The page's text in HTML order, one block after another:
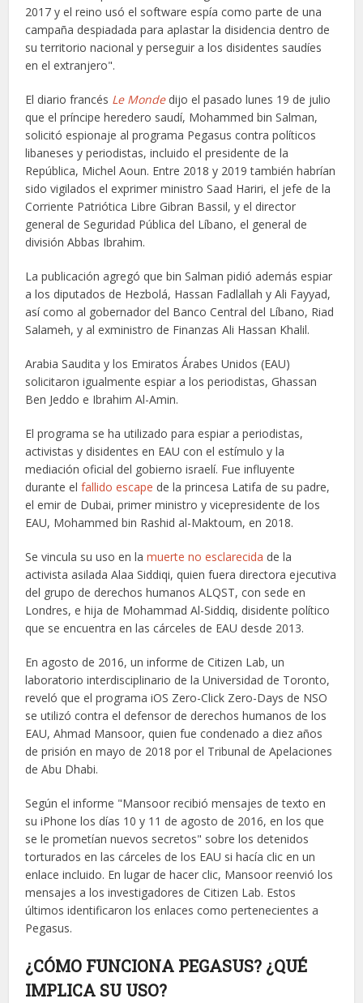
2017 y el reino usó el software espía como parte de una
campaña despiadada para aplastar la disidencia dentro de
su territorio nacional y perseguir a los disidentes saudíes
en el extranjero".
El diario francés Le Mondedijo el pasado lunes 19 de julio
que el príncipe heredero saudí, Mohammed bin Salman,
solicitó espionaje al programa Pegasus contra políticos
libaneses y periodistas, incluido el presidente de la
República, Michel Aoun. Entre 2018 y 2019 también habrían
sido vigilados el exprimer ministro Saad Hariri, el jefe de la
Corriente Patriótica Libre Gibran Bassil, y el director
general de Seguridad Pública del Líbano, el general de
división Abbas Ibrahim.
La publicación agregó que bin Salman pidió además espiar
a los diputados de Hezbolá, Hassan Fadlallah y Ali Fayyad,
así como al gobernador del Banco Central del Líbano, Riad
Salameh, y al exministro de Finanzas Ali Hassan Khalil.
Arabia Saudita y los Emiratos Árabes Unidos (EAU)
solicitaron igualmente espiar a los periodistas, Ghassan
Ben Jeddo e Ibrahim Al-Amin.
El programa se ha utilizado para espiar a periodistas,
activistas y disidentes en EAU con el estímulo y la
mediación oficial del gobierno israelí. Fue influyente
durante elfallido escape de la princesa Latifa de su padre,
el emir de Dubai, primer ministro y vicepresidente de los
EAU, Mohammed bin Rashid al-Maktoum, en 2018.
Se vincula su uso en lamuerte no esclarecida de la
activista asilada Alaa Siddiqi, quien fuera directora ejecutiva
del grupo de derechos humanos ALQST, con sede en
Londres, e hija de Mohammad Al-Siddiq, disidente político
que se encuentra en las cárceles de EAU desde 2013.
En agosto de 2016, un informe de Citizen Lab, un
laboratorio interdisciplinario de la Universidad de Toronto,
reveló que el programa iOS Zero-Click Zero-Days de NSO
se utilizó contra el defensor de derechos humanos de los
EAU, Ahmad Mansoor, quien fue condenado a diez años
de prisión en mayo de 2018 por el Tribunal de Apelaciones
de Abu Dhabi.
Según el informe "Mansoor recibió mensajes de texto en
su iPhone los días 10 y 11 de agosto de 2016, en los que
se le prometían nuevos secretos" sobre los detenidos
torturados en las cárceles de los EAU si hacía clic en un
enlace incluido. En lugar de hacer clic, Mansoor reenvió los
mensajes a los investigadores de Citizen Lab. Estos
últimos identificaron los enlaces como pertenecientes a
Pegasus.
¿CÓMO FUNCIONA PEGASUS? ¿QUÉ
IMPLICA SU USO?